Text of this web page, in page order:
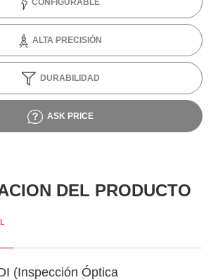
CONFIGURABLE
ALTA PRECISIÓN
DURABILIDAD
ASK PRICE
DEL PRODUCTO
(Inspección Óptica